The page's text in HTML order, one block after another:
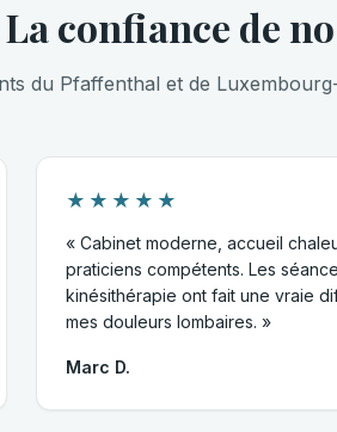
La confiance de
du Pfaffenthal et de
★★★★★
« Cabinet moderne, accueil
praticiens compétents. Les
kinésithérapie ont fait une vraie
mes douleurs lombaires. »
Marc D.